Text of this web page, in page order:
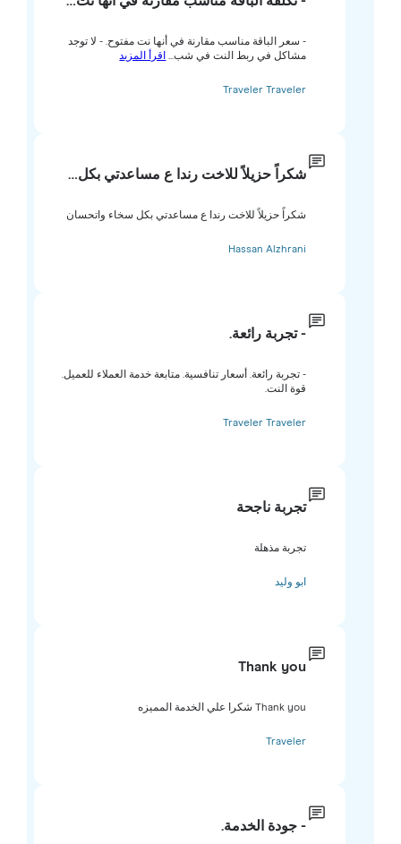
- سعر الباقة مناسب مقارنة في أنها نت مفتوح. - لا توجد
مشاكل في ربط النت في شب...اقرأ المزيد
Traveler Traveler
شكراً حزيلاً للاخت رندا ع مساعدتي بكل…
شكراً حزيلاً للاخت رندا ع مساعدتي بكل سخاء واتحسان
Hassan Alzhrani
- تجربة رائعة.
- تجربة رائعة. أسعار تنافسية. متابعة خدمة العملاء للعميل.
قوة النت.
Traveler Traveler
تجربة ناجحة
تجربة مذهلة
Thank you
Thank you شكرا علي الخدمة المميزه
Traveler
- جودة الخدمة.